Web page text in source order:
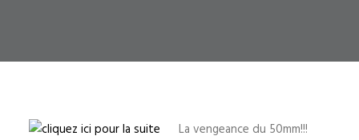
La vengeance du 50mm!!!